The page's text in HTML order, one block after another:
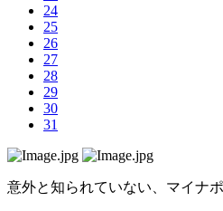
24
25
26
27
28
29
30
31
意外と知られていない、マイナ